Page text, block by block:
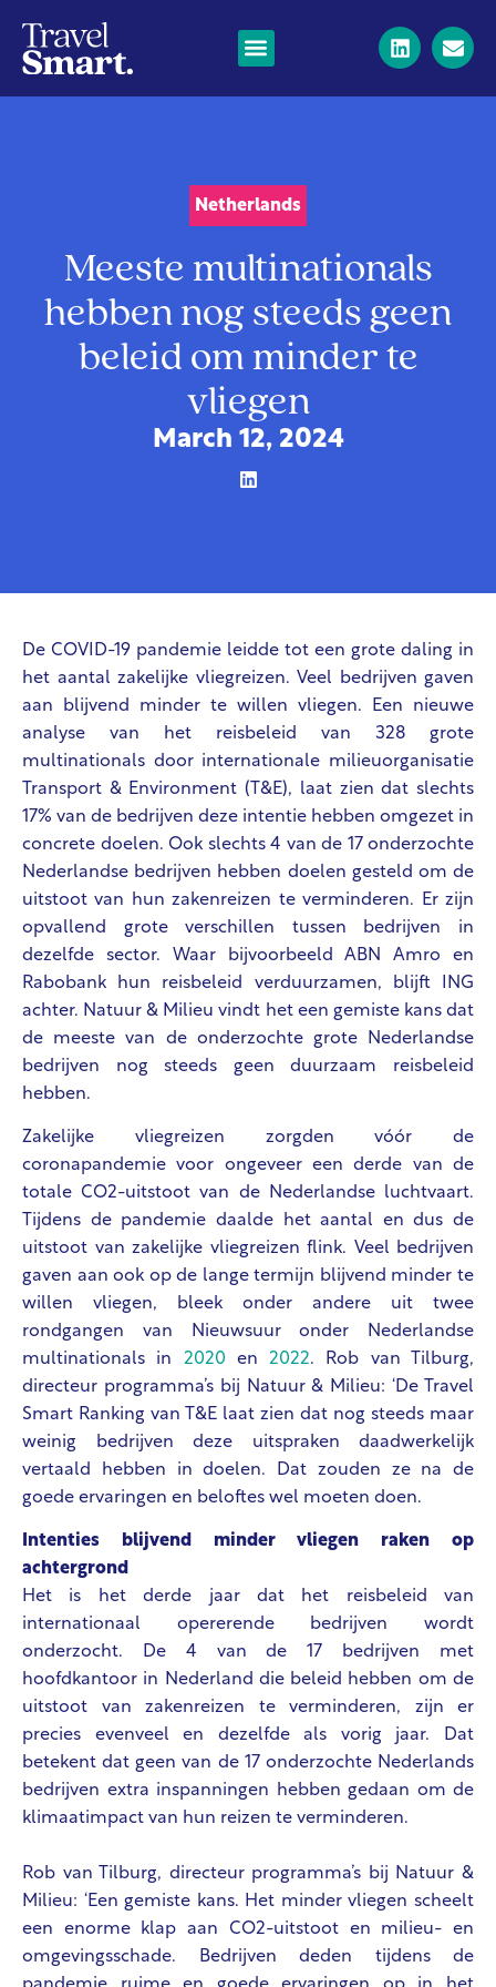
Netherlands
Meeste multinationals
hebben nog steeds geen
beleid om minder te
vliegen
March 12, 2024
De COVID-19 pandemie leidde tot een grote daling in
het aantal zakelijke vliegreizen. Veel bedrijven gaven
aan blijvend minder te willen vliegen. Een nieuwe
analyse van het reisbeleid van 328 grote
multinationals door internationale milieuorganisatie
Transport & Environment (T&E), laat zien dat slechts
17% van de bedrijven deze intentie hebben omgezet in
concrete doelen. Ook slechts 4 van de 17 onderzochte
Nederlandse bedrijven hebben doelen gesteld om de
uitstoot van hun zakenreizen te verminderen. Er zijn
opvallend grote verschillen tussen bedrijven in
dezelfde sector. Waar bijvoorbeeld ABN Amro en
Rabobank hun reisbeleid verduurzamen, blijft ING
achter. Natuur & Milieu vindt het een gemiste kans dat
de meeste van de onderzochte grote Nederlandse
bedrijven nog steeds geen duurzaam reisbeleid
hebben.
Zakelijke vliegreizen zorgden vóór de
coronapandemie voor ongeveer een derde van de
totale CO2-uitstoot van de Nederlandse luchtvaart.
Tijdens de pandemie daalde het aantal en dus de
uitstoot van zakelijke vliegreizen flink. Veel bedrijven
gaven aan ook op de lange termijn blijvend minder te
willen vliegen, bleek onder andere uit twee
rondgangen van Nieuwsuur onder Nederlandse
multinationals in 2020 en2022. Rob van Tilburg,
directeur programma’s bij Natuur & Milieu: ‘De Travel
Smart Ranking van T&E laat zien dat nog steeds maar
weinig bedrijven deze uitspraken daadwerkelijk
vertaald hebben in doelen. Dat zouden ze na de
goede ervaringen en beloftes wel moeten doen.
Intenties blijvend minder vliegen raken op
achtergrond
Het is het derde jaar dat het reisbeleid van
internationaal opererende bedrijven wordt
onderzocht. De 4 van de 17 bedrijven met
hoofdkantoor in Nederland die beleid hebben om de
uitstoot van zakenreizen te verminderen, zijn er
precies evenveel en dezelfde als vorig jaar. Dat
betekent dat geen van de 17 onderzochte Nederlands
bedrijven extra inspanningen hebben gedaan om de
klimaatimpact van hun reizen te verminderen.
Rob van Tilburg, directeur programma’s bij Natuur &
Milieu: ‘Een gemiste kans. Het minder vliegen scheelt
een enorme klap aan CO2-uitstoot en milieu- en
omgevingsschade. Bedrijven deden tijdens de